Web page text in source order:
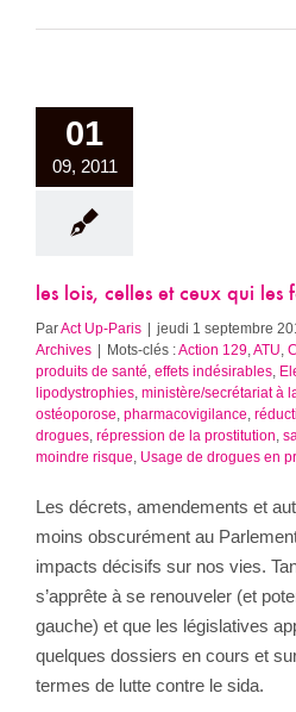
01
09, 2011
les lois, celles et ceux qui les
ParAct Up-Paris | jeudi 1 septembre
Archives | Mots-clés :Action 129 ATU
produits de santé effets indésirables
lipodystrophies ministère/secrétariat à
ostéoporose pharmacovigilance
drogues répression de la prostitution
moindre risque Usage de drogues en
Les décrets, amendements et
moins obscurément au
impacts décisifs sur nos vies.
s’apprête à se renouveler (et
gauche) et que les législatives
quelques dossiers en cours et
termes de lutte contre le sida.